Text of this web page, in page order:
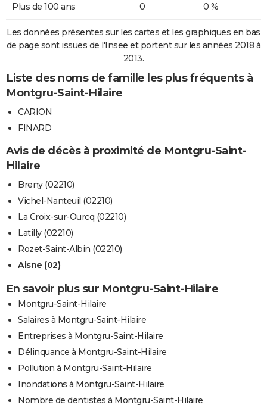
Plus de 100 ans 0 0 %
Les données présentes sur les cartes et les graphiques en bas
de page sont issues de l'Insee et portent sur les années 2018 à
2013.
Liste des noms de famille les plus fréquents à
Montgru-Saint-Hilaire
CARION
FINARD
Avis de décès à proximité de Montgru-Saint-
Hilaire
Breny (02210)
Vichel-Nanteuil (02210)
La Croix-sur-Ourcq (02210)
Latilly (02210)
Rozet-Saint-Albin (02210)
Aisne (02)
En savoir plus sur Montgru-Saint-Hilaire
Montgru-Saint-Hilaire
Salaires à Montgru-Saint-Hilaire
Entreprises à Montgru-Saint-Hilaire
Délinquance à Montgru-Saint-Hilaire
Pollution à Montgru-Saint-Hilaire
Inondations à Montgru-Saint-Hilaire
Nombre de dentistes à Montgru-Saint-Hilaire